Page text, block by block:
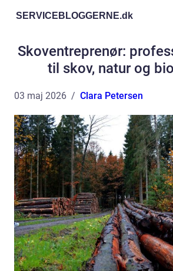
SERVICEBLOGGERNE.dk
Skoventreprenør:
til skov, natur og
03 maj 2026 Clara Petersen